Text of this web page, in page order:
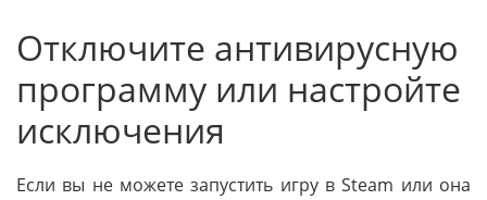
Отключите антивирусную
программу или настройте
исключения
Если вы не можете запустить игру в Steam или она